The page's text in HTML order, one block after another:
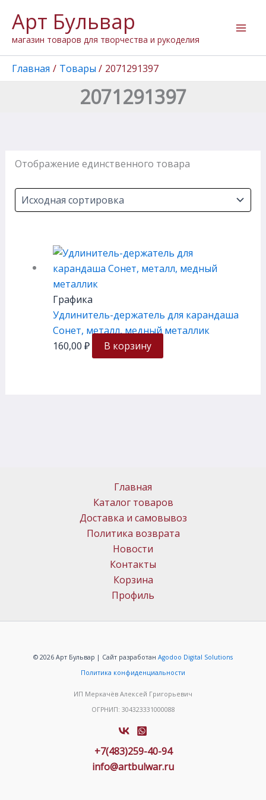
содержимому
Арт Бульвар
магазин товаров для творчества и рукоделия
Главная Товары 2071291397
2071291397
Отображение единственного товара
Графика
Удлинитель-держатель для карандаша
Сонет, металл, медный металлик
160,00 ₽ В корзину
Главная
Каталог товаров
Доставка и самовывоз
Политика возврата
Новости
Контакты
Корзина
Профиль
© 2026 Арт Бульвар | Сайт разработан Agodoo Digital Solutions
Политика конфиденциальности
ИП Меркачёв Алексей Григорьевич
ОГРНИП: 304323331000088
+7(483)259-40-94
info@artbulwar.ru